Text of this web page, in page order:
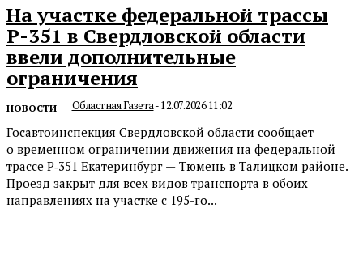
На участке федеральной трассы
Р-351 в Свердловской области
ввели дополнительные
ограничения
НОВОСТИ Областная Газета-12.07.2026 11:02
Госавтоинспекция Свердловской области сообщает
о временном ограничении движения на федеральной
трассе Р‑351 Екатеринбург — Тюмень в Талицком районе.
Проезд закрыт для всех видов транспорта в обоих
направлениях на участке с 195-го...